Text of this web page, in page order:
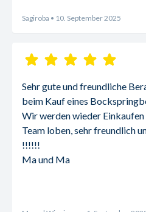
Sagiroba • 10. September 2025
Sehr gute und freundliche
beim Kauf eines
Wir werden wieder Einkaufen
Team loben, sehr freundlich
!!!!!!
Ma und Ma